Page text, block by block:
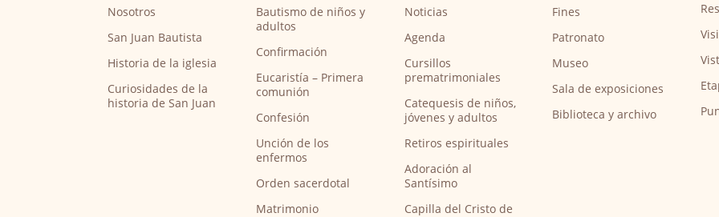
Nosotros
San Juan Bautista
Historia de la iglesia
Curiosidades de la
historia de San Juan
Bautismo de niños y
adultos
Confirmación
Eucaristía – Primera
comunión
Confesión
Unción de los
enfermos
Orden sacerdotal
Matrimonio
Noticias
Agenda
Cursillos
prematrimoniales
Catequesis de niños,
jóvenes y adultos
Retiros espirituales
Adoración al
Santísimo
Capilla del Cristo de
Fines
Patronato
Museo
Sala de exposiciones
Biblioteca y archivo